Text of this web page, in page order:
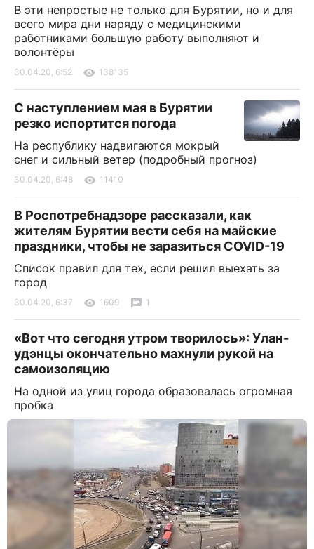
В эти непростые не только для Бурятии, но и для
всего мира дни наряду с медицинскими
работниками большую работу выполняют и
волонтёры
30.04.20, 6:52 138135
С наступлением мая в Бурятии
резко испортится погода
На республику надвигаются мокрый
снег и сильный ветер (подробный прогноз)
30.04.20, 6:48 11410
В Роспотребнадзоре рассказали, как
жителям Бурятии вести себя на майские
праздники, чтобы не заразиться COVID-19
Список правил для тех, если решил выехать за
город
30.04.20, 6:37 1609 1
«Вот что сегодня утром творилось»: Улан-
удэнцы окончательно махнули рукой на
самоизоляцию
На одной из улиц города образовалась огромная
пробка